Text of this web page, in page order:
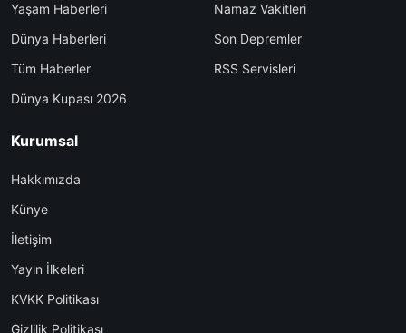
Yaşam Haberleri
Dünya Haberleri
Tüm Haberler
Dünya Kupası 2026
Namaz Vakitleri
Son Depremler
RSS Servisleri
Kurumsal
Hakkımızda
Künye
İletişim
Yayın İlkeleri
KVKK Politikası
Gizlilik Politikası